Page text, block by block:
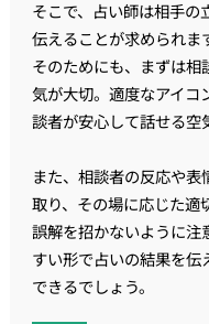
そこで、占い師は相手
伝えることが求められま
そのためにも、まずは
気が大切。適度なアイコ
談者が安心して話せる空
また、相談者の反応や
取り、その場に応じた適
誤解を招かないように
すい形で占いの結果を
できるでしょう。